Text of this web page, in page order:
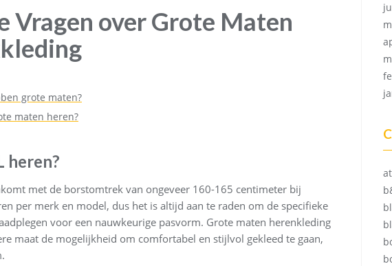
Vragen over Grote Maten
grote maten?
maten heren?
heren?
met de borstomtrek van ongeveer 160-165 centimeter bij
per merk en model, dus het is altijd aan te raden om de specifieke
voor een nauwkeurige pasvorm. Grote maten herenkleding
maat de mogelijkheid om comfortabel en stijlvol gekleed te gaan,